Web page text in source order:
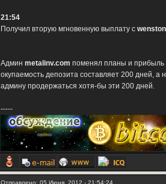
21:54
Получил вторую мгновенную выплату с
Админ metalinv.com поменял планы и прибыль
окупаемость депозита составляет 200 дней,
админу продержаться хотя-бы эти 200 дней.
-----
Отправлено: 05 Июня, 2012 - 21:54:24